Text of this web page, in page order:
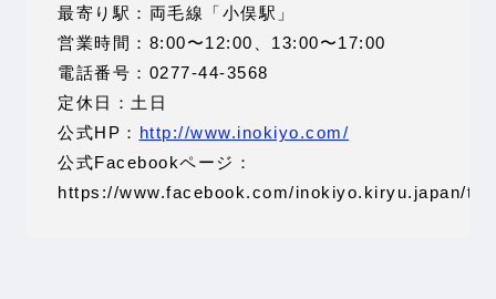
最寄り駅：両毛線「小俣駅」
営業時間：8:00〜12:00、13:00〜17:00
電話番号：0277-44-3568
定休日：土日
公式HP： http://www.inokiyo.com/
公式Facebookページ：
https://www.facebook.com/inokiyo.kiryu.japan/